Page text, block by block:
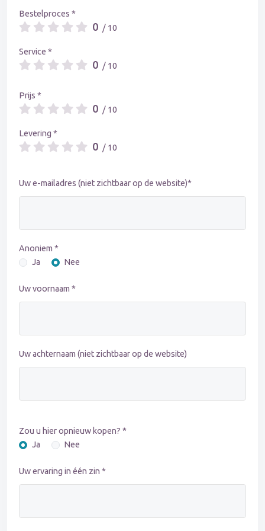
Bestelproces *
0 / 10
Service *
0 / 10
Prijs *
0 / 10
Levering *
0 / 10
Uw e-mailadres (niet zichtbaar op de website)*
Anoniem *
Ja
Nee
Uw voornaam *
Uw achternaam (niet zichtbaar op de website)
Zou u hier opnieuw kopen? *
Ja
Nee
Uw ervaring in één zin *